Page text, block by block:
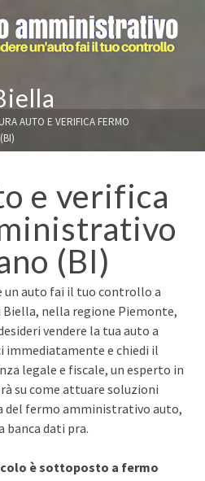
AUTO E VERIFICA FERMO
e verifica
(BI)
un auto fai il tuo controllo a
nella regione Piemonte,
vendere la tua auto a
e chiedi il
legale e fiscale, un esperto in
su come attuare soluzioni
del fermo amministrativo auto,
banca dati pra.
è sottoposto a fermo